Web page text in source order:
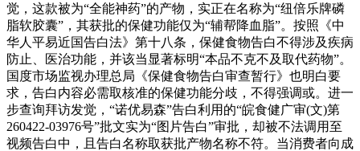
觉，这款被为“全能神药”的产物，实正在名称为“纽倍乐牌磷
脂软胶囊”，其获批的保健功能仅为“辅帮降血脂”。按照《中
华人平易近国告白法》第十八条，保健食物告白不得涉及疾病
防止、医治功能，并该当显著标明“本品不克不及取代药物”。
国度市场监视办理总局《保健食物告白审查暂行》也明白要
求，告白内容必需取核准的保健功能分歧，不得强调或。进一
步查询拜访发觉，“诺优易森”告白利用的“皖食健广审(文)第
260422-03976号”批文实为“图片告白”审批，却被不法调用至
视频告白中，且告白名称取获批产物名称不符。当消费者向成